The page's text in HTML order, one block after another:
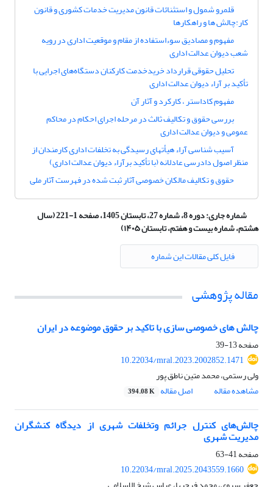
قلمرو شمول و استثنائات قانون مدیریت خدمات کشوری و قانون
کار:چالش ها و راهکارها
مفهوم و مصادیق سوءاستفاده از مقام و موقعیت اداری در رویه
شعب دیوان عدالت اداری
تحلیل حقوقی قرارداد خریدخدمت کارکنان دستگاه‌های اجرایی با
تأکید بر آراء دیوان عدالت اداری
مفهوم کاداستر ، کارکرد و آثار آن
بررسی حقوق و تکالیف ثالث در مرحله اجرای احکام در محاکم
عمومی و دیوان عدالت اداری
آسیب شناسی آراء هیأتهای رسیدگی به تخلفات اداری کارمندان از
منظر اصول دادرسی عادلانه (با تأکید برآراء دیوان عدالت اداری)
حقوق و تکالیف مالکان خصوصی آثار ثبت شده در فهرست آثار ملی
شماره جاری: دوره 8، شماره 27، تابستان 1405، صفحه 1-221 (سال
هشتم، شماره بیست و هفتم، تابستان ۱۴۰۵)
فایل کلی مقالات این شماره
مقاله پژوهشی
چالش های خصوصی سازی با تاکید بر حقوق موضوعه در ایران
صفحه13-39
10.22034/mral.2023.2002852.1471
ولی رستمی، محمد متین ناطق پور
مشاهده مقاله
اصل مقاله 394.08 K
چالش‌های کنترل جرائم وتخلفات شهری از دیدگاه کنشگران
مدیریت شهری
صفحه41-63
10.22034/mral.2025.2043559.1660